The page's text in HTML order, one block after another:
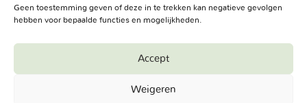
Geen toestemming geven of deze in te trekken kan negatieve gevolgen
hebben voor bepaalde functies en mogelijkheden.
Accept
Weigeren
Haringweg 3A
2975 LB Ottoland
Reserved.